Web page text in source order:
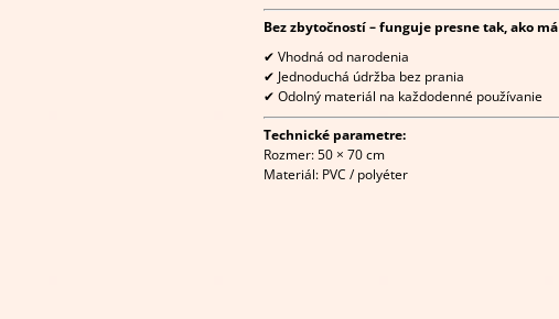
Bez zbytočností – funguje presne tak, ako má
✔ Vhodná od narodenia
✔ Jednoduchá údržba bez prania
✔ Odolný materiál na každodenné používanie
Technické parametre:
Rozmer: 50 × 70 cm
Materiál: PVC / polyéter